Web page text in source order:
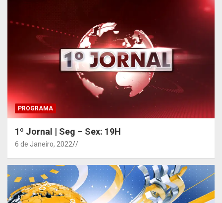
PROGRAMA
1º Jornal | Seg – Sex: 19H
6 de Janeiro, 2022 /